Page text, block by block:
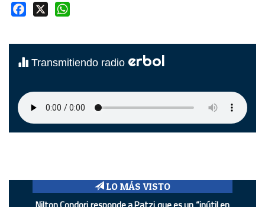
Facebook
Transmitiendo radio erbol
LO MÁS VISTO